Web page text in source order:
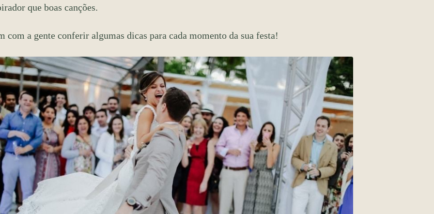
que boas canções.
com a gente conferir algumas dicas para cada momento da sua festa!